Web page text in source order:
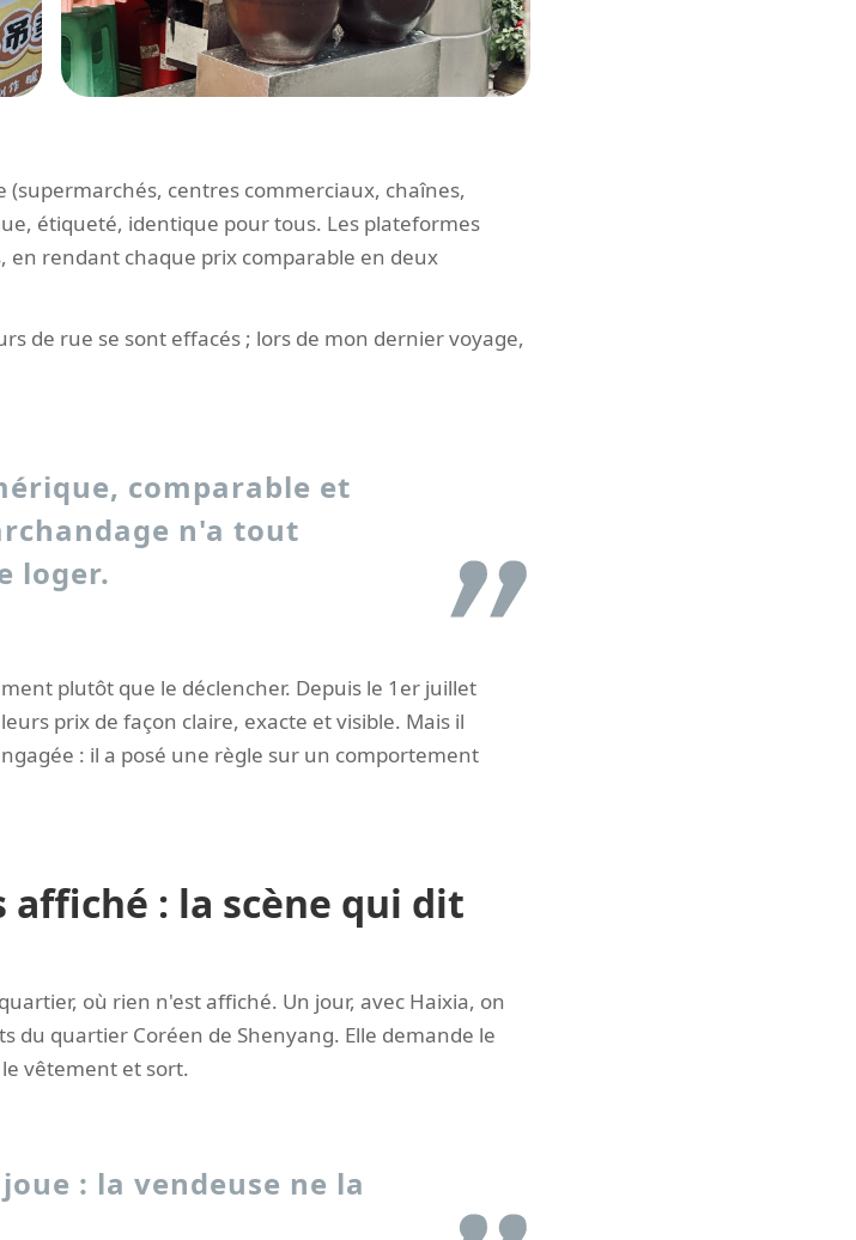
centres commerciaux, chaînes,
étiqueté, identique pour tous. Les plateformes
rendant chaque prix comparable en deux
de rue se sont effacés ; lors de mon dernier voyage,
comparable et
n'a tout
loger.
plutôt que le déclencher. Depuis le 1er juillet
prix de façon claire, exacte et visible. Mais il
: il a posé une règle sur un comportement
: la scène qui dit
où rien n'est affiché. Un jour, avec Haixia, on
quartier Coréen de Shenyang. Elle demande le
vêtement et sort.
: la vendeuse ne la